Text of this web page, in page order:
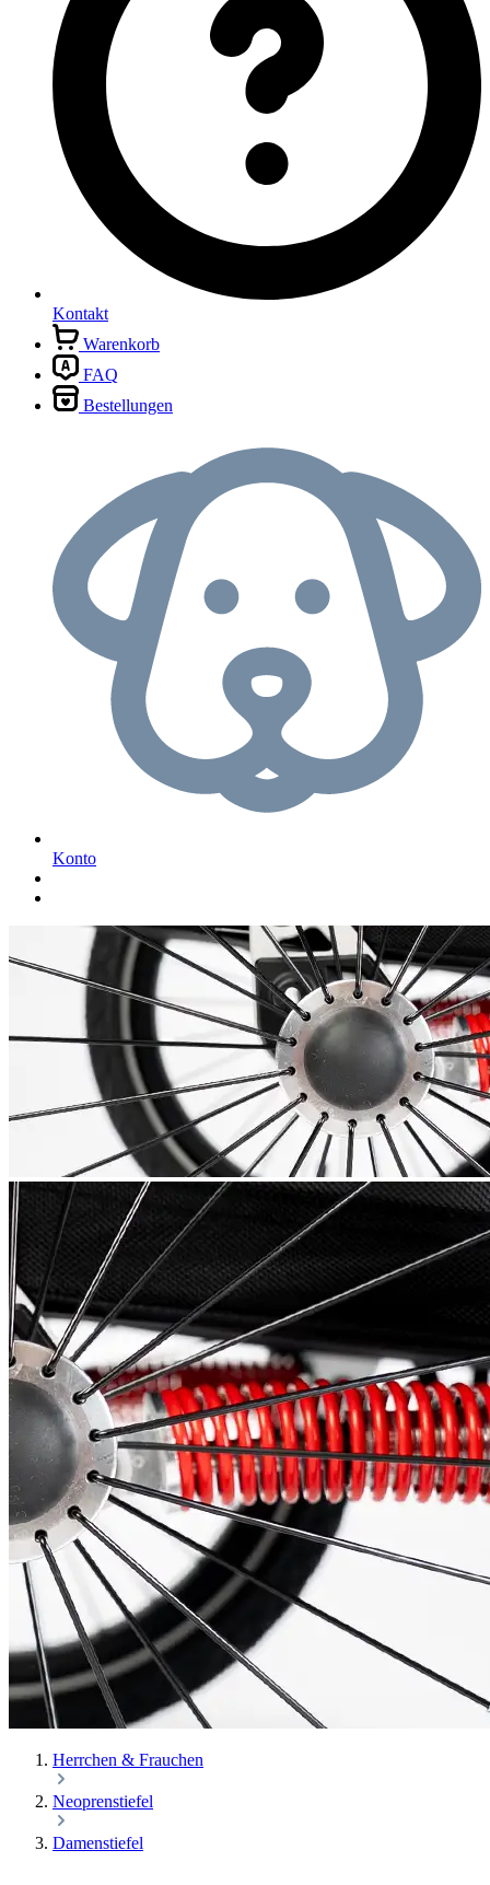
Kontakt
Warenkorb
FAQ
Bestellungen
Konto
Herrchen & Frauchen
Neoprenstiefel
Damenstiefel